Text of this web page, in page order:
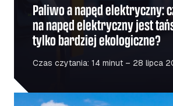
Paliwo a napęd elektryczny:
na napęd elektryczny jest
tylko bardziej ekologiczne?
Czas czytania: 14 minut – 28 lipca
Ponowne otwarcie granicy